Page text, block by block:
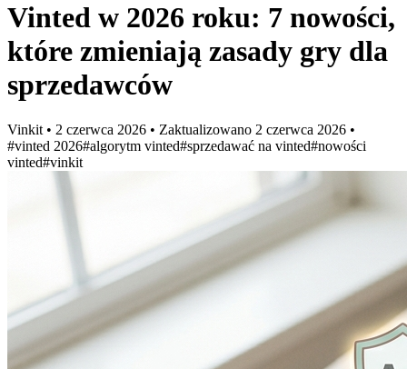
Vinted w 2026 roku: 7 nowości,
które zmieniają zasady gry dla
sprzedawców
Vinkit • 2 czerwca 2026 • Zaktualizowano 2 czerwca 2026 •
#vinted 2026#algorytm vinted#sprzedawać na vinted#nowości
vinted#vinkit